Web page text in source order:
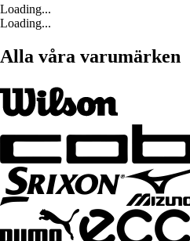
Loading...
Loading...
Alla våra varumärken